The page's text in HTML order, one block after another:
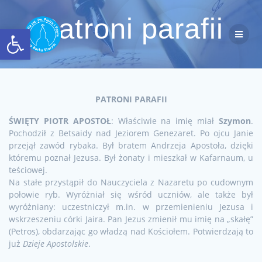
Przejdź
do
treści
Patroni parafii
PATRONI PARAFII
ŚWIĘTY PIOTR APOSTOŁ: Właściwie na imię miałSzymon.
Pochodził z Betsaidy nad Jeziorem Genezaret. Po ojcu Janie
przejął zawód rybaka. Był bratem Andrzeja Apostoła, dzięki
któremu poznał Jezusa. Był żonaty i mieszkał w Kafarnaum, u
teściowej.
Na stałe przystąpił do Nauczyciela z Nazaretu po cudownym
połowie ryb. Wyróżniał się wśród uczniów, ale także był
wyróżniany: uczestniczył m.in. w przemienieniu Jezusa i
wskrzeszeniu córki Jaira. Pan Jezus zmienił mu imię na „skałę”
(Petros), obdarzając go władzą nad Kościołem. Potwierdzają to
jużDzieje Apostolskie.
Otwórz pasek narzędzi